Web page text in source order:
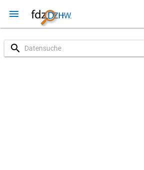
menu
search